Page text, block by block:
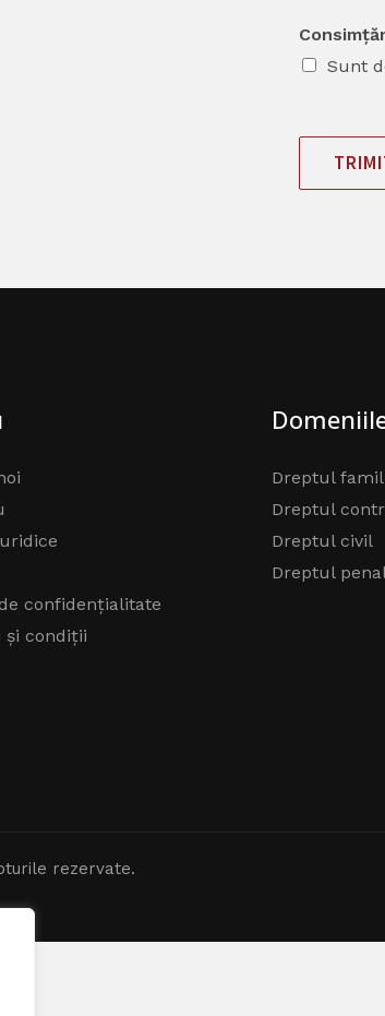
Sunt
confidențialitate
și condiții
Dreptul
Dreptul
Dreptul civil
Dreptul
rezervate.